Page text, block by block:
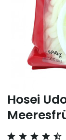
Hosei